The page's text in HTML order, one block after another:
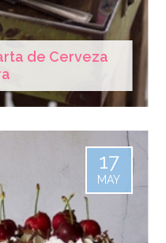
de Cerveza
17
MAY